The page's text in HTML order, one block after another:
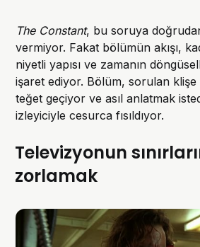
The Constant, bu soruya
vermiyor. Fakat bölümün akışı,
niyetli yapısı ve zamanın
işaret ediyor. Bölüm, sorulan klişe
teğet geçiyor ve asıl anlatmak
izleyiciyle cesurca fısıldıyor.
Televizyonun
zorlamak